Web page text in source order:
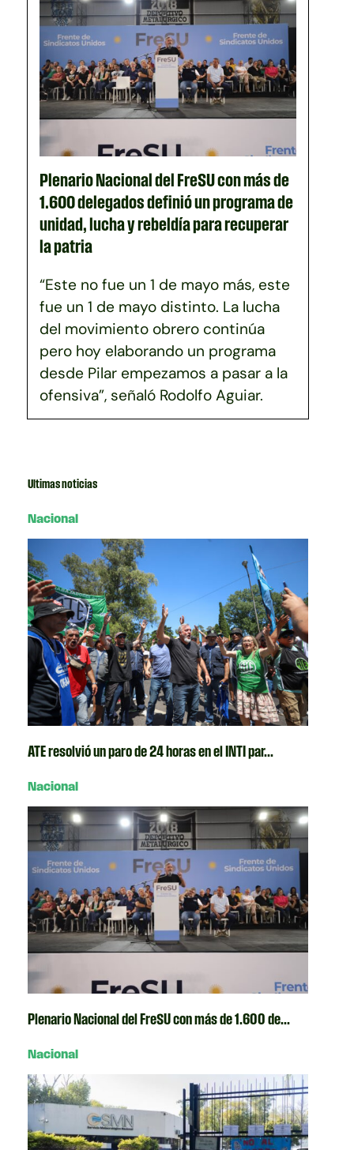
Plenario Nacional del FreSU con más de
1.600 delegados definió un programa de
unidad, lucha y rebeldía para recuperar
la patria
“Este no fue un 1 de mayo más, este
fue un 1 de mayo distinto. La lucha
del movimiento obrero continúa
pero hoy elaborando un programa
desde Pilar empezamos a pasar a la
ofensiva”, señaló Rodolfo Aguiar.
Ultimas noticias
Nacional
ATE resolvió un paro de 24 horas en el INTI par...
Nacional
Plenario Nacional del FreSU con más de 1.600 de...
Nacional